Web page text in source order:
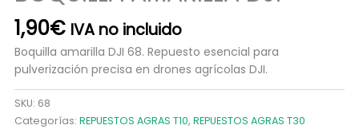
1,90€ IVA no incluido
Boquilla amarilla DJI 68. Repuesto esencial para
pulverización precisa en drones agrícolas DJI.
SKU: 68
Categorías: REPUESTOS AGRAS T10, REPUESTOS AGRAS T30